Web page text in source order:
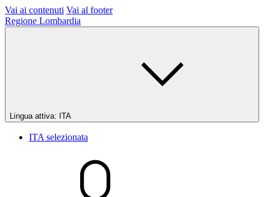
Vai ai contenuti Vai al footer
Regione Lombardia
Lingua attiva: ITA
ITA selezionata